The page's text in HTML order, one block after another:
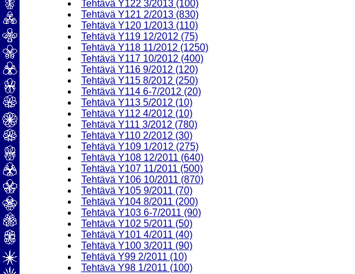
Tehtävä Y122 3/2013 (100)
Tehtävä Y121 2/2013 (830)
Tehtävä Y120 1/2013 (110)
Tehtävä Y119 12/2012 (75)
Tehtävä Y118 11/2012 (1250)
Tehtävä Y117 10/2012 (400)
Tehtävä Y116 9/2012 (120)
Tehtävä Y115 8/2012 (250)
Tehtävä Y114 6-7/2012 (20)
Tehtävä Y113 5/2012 (10)
Tehtävä Y112 4/2012 (10)
Tehtävä Y111 3/2012 (780)
Tehtävä Y110 2/2012 (30)
Tehtävä Y109 1/2012 (275)
Tehtävä Y108 12/2011 (640)
Tehtävä Y107 11/2011 (500)
Tehtävä Y106 10/2011 (870)
Tehtävä Y105 9/2011 (70)
Tehtävä Y104 8/2011 (200)
Tehtävä Y103 6-7/2011 (90)
Tehtävä Y102 5/2011 (50)
Tehtävä Y101 4/2011 (40)
Tehtävä Y100 3/2011 (90)
Tehtävä Y99 2/2011 (10)
Tehtävä Y98 1/2011 (100)